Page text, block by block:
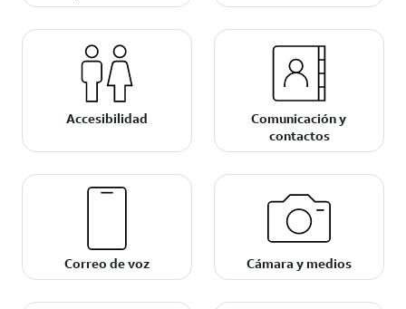
Accesibilidad
Comunicación y
contactos
Correo de voz Cámara y medios